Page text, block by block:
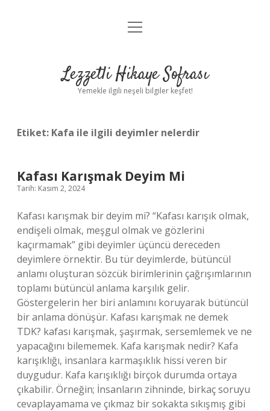
Anasayfa
Yasal Uyarı
menüyü
Lezzetli Hikaye Sofrası
Yemekle ilgili neşeli bilgiler keşfet!
Etiket: Kafa ile ilgili deyimler nelerdir
Kafası Karışmak Deyim Mi
Tarih: Kasım 2, 2024
Kafası karışmak bir deyim mi? “Kafası karışık olmak,
endişeli olmak, meşgul olmak ve gözlerini
kaçırmamak” gibi deyimler üçüncü dereceden
deyimlere örnektir. Bu tür deyimlerde, bütüncül
anlamı oluşturan sözcük birimlerinin çağrışımlarının
toplamı bütüncül anlama karşılık gelir.
Göstergelerin her biri anlamını koruyarak bütüncül
bir anlama dönüşür. Kafası karışmak ne demek
TDK? kafası karışmak, şaşırmak, sersemlemek ve ne
yapacağını bilememek. Kafa karışmak nedir? Kafa
karışıklığı, insanlara karmaşıklık hissi veren bir
duygudur. Kafa karışıklığı birçok durumda ortaya
çıkabilir. Örneğin; İnsanların zihninde, birkaç soruyu
cevaplayamama ve çıkmaz bir sokakta sıkışmış gibi